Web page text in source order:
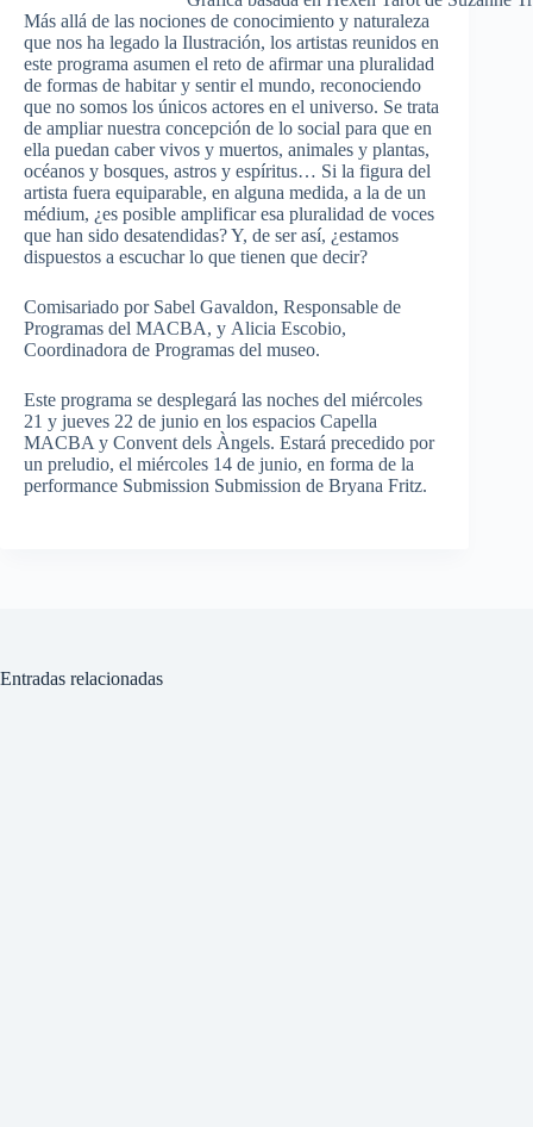
Más allá de las nociones de conocimiento y naturaleza
que nos ha legado la Ilustración, los artistas reunidos en
este programa asumen el reto de afirmar una pluralidad
de formas de habitar y sentir el mundo, reconociendo
que no somos los únicos actores en el universo. Se trata
de ampliar nuestra concepción de lo social para que en
ella puedan caber vivos y muertos, animales y plantas,
océanos y bosques, astros y espíritus… Si la figura del
artista fuera equiparable, en alguna medida, a la de un
médium, ¿es posible amplificar esa pluralidad de voces
que han sido desatendidas? Y, de ser así, ¿estamos
dispuestos a escuchar lo que tienen que decir?
Comisariado por Sabel Gavaldon, Responsable de
Programas del MACBA, y Alicia Escobio,
Coordinadora de Programas del museo.
Este programa se desplegará las noches del miércoles
21 y jueves 22 de junio en los espacios Capella
MACBA y Convent dels Àngels. Estará precedido por
un preludio, el miércoles 14 de junio, en forma de la
performance Submission Submission de Bryana Fritz.
Entradas relacionadas